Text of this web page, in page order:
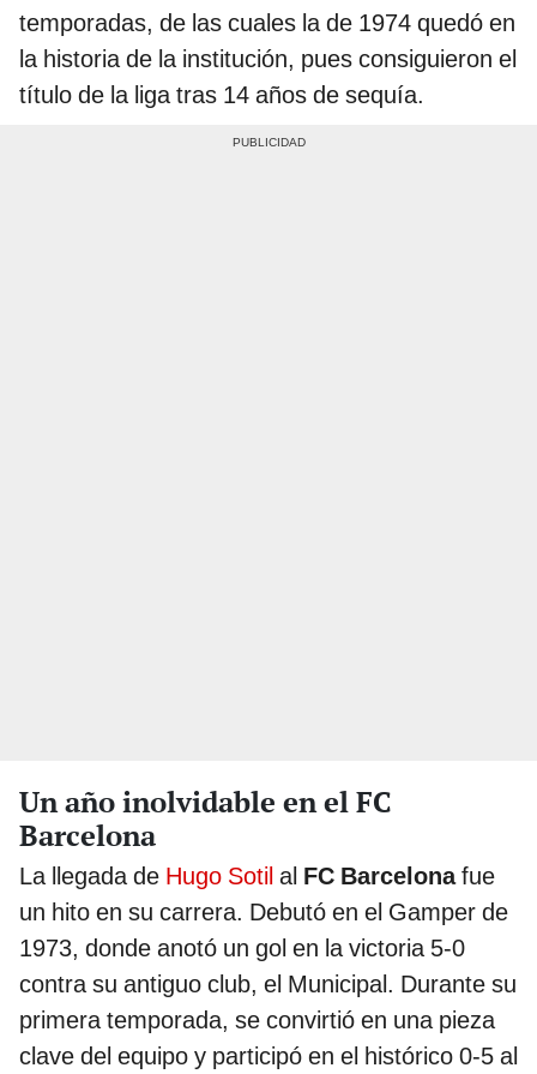
temporadas, de las cuales la de 1974 quedó en
la historia de la institución, pues consiguieron el
título de la liga tras 14 años de sequía.
Un año inolvidable en el FC
Barcelona
La llegada de Hugo Sotil al FC Barcelonafue
un hito en su carrera. Debutó en el Gamper de
1973, donde anotó un gol en la victoria 5-0
contra su antiguo club, el Municipal. Durante su
primera temporada, se convirtió en una pieza
clave del equipo y participó en el histórico 0-5 al